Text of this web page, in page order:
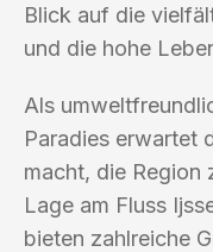
Blick auf die
und die hohe
Als
Paradies erwartet
macht, die Region
Lage am Fluss
bieten zahlreiche